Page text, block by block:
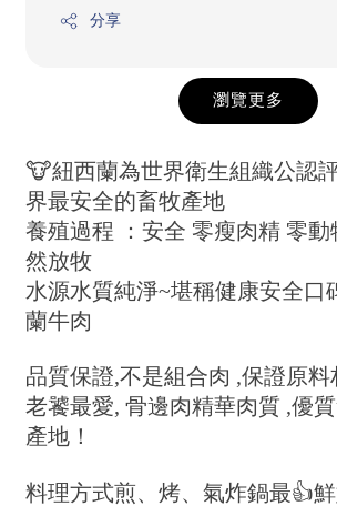
分享
瀏覽更多
🐮紐西蘭為世界衛生組織公認
界最安全的畜牧產地
養殖過程 ：安全 零瘦肉精 零動
然放牧
水源水質純淨~堪稱健康安全口
蘭牛肉
品質保證,不是組合肉 ,保證原料
老饕最愛, 骨邊肉精華肉質 ,優
產地！
料理方式煎、烤、氣炸鍋最👍